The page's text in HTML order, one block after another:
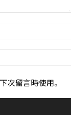
次留言時使用。